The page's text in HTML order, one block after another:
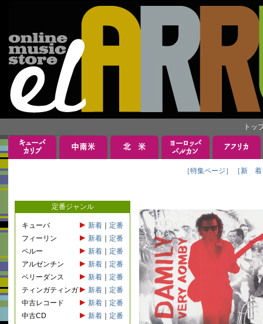
トッ
［特集ページ］ ［新 着
定番ジャンル
キューバ 新着
定番
フィーリン
新着
定番
ペルー
新着
定番
アルゼンチン
新着
定番
ベリーダンス
新着
定番
ティンガティンガ
新着
定番
中古レコード
新着
定番
中古CD
新着
定番